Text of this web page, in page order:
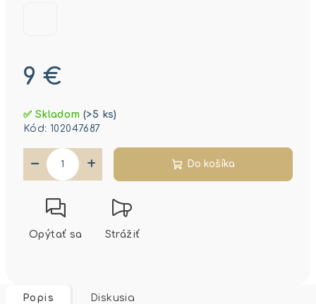
9 €
cena:
✅ Skladom(>5 ks)
Kód: 102047687
+
− Do košíka
Opýtať sa Strážiť
Popis Diskusia